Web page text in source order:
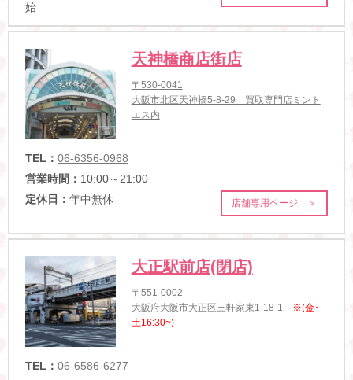
始
天神橋商店街店
〒530-0041
大阪市北区天神橋5-8-29 買取専門店ミント
エス内
TEL： 06-6356-0968
営業時間： 10:00～21:00
定休日： 年中無休 店舗専用ページ ＞
大正駅前店(閉店)
〒551-0002
大阪府大阪市大正区三軒家東1-18-1
※(金･
土16:30~)
TEL： 06-6586-6277